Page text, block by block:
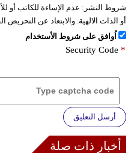
شروط النشر: عدم الإساءة للكاتب أو
أو الذات الالهية. والابتعاد عن التحريض
اُوافق على شروط الأستخدام
Security Code *
أرسل التعليق
أخبار ذات صلة